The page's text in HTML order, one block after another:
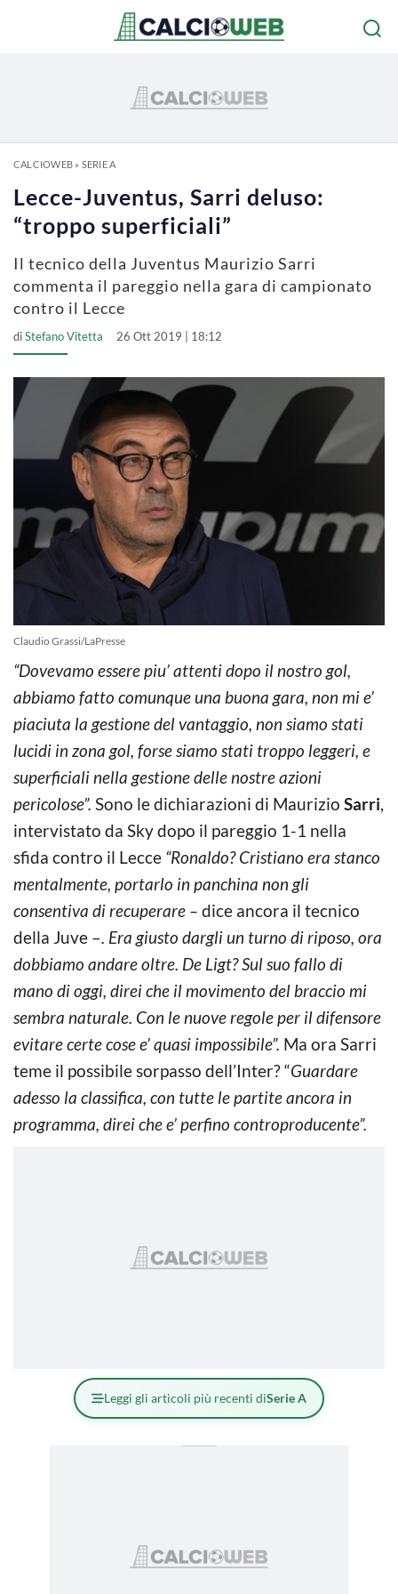
CALCIOWEB» SERIE A
Lecce-Juventus, Sarri deluso:
“troppo superficiali”
Il tecnico della Juventus Maurizio Sarri
commenta il pareggio nella gara di campionato
contro il Lecce
diStefano Vitetta 26 Ott 2019 | 18:12
Claudio Grassi/LaPresse
“Dovevamo essere piu’ attenti dopo il nostro gol,
abbiamo fatto comunque una buona gara, non mi e’
piaciuta la gestione del vantaggio, non siamo stati
lucidi in zona gol, forse siamo stati troppo leggeri, e
superficiali nella gestione delle nostre azioni
pericolose”. Sono le dichiarazioni di Maurizio Sarri,
intervistato da Sky dopo il pareggio 1-1 nella
sfida contro il Lecce “Ronaldo? Cristiano era stanco
mentalmente, portarlo in panchina non gli
consentiva di recuperare – dice ancora il tecnico
della Juve –. Era giusto dargli un turno di riposo, ora
dobbiamo andare oltre. De Ligt? Sul suo fallo di
mano di oggi, direi che il movimento del braccio mi
sembra naturale. Con le nuove regole per il difensore
evitare certe cose e’ quasi impossibile”. Ma ora Sarri
teme il possibile sorpasso dell’Inter? “Guardare
adesso la classifica, con tutte le partite ancora in
programma, direi che e’ perfino controproducente”.
Leggi gli articoli più recenti diSerie A